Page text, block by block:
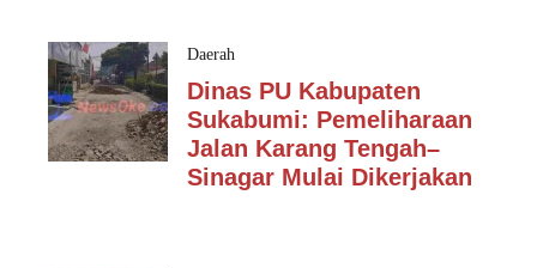
Daerah
Dinas PU Kabupaten
Sukabumi: Pemeliharaan
Jalan Karang Tengah–
Sinagar Mulai Dikerjakan